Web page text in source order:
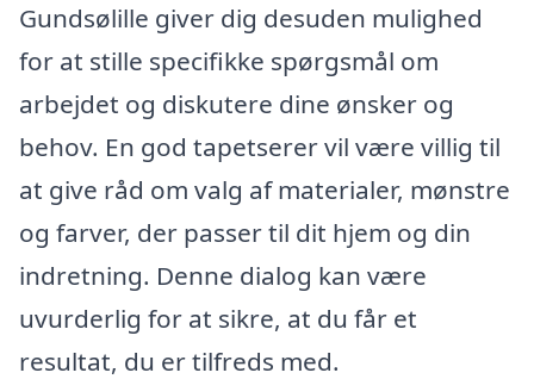
Gundsølille giver dig desuden mulighed
for at stille specifikke spørgsmål om
arbejdet og diskutere dine ønsker og
behov. En god tapetserer vil være villig til
at give råd om valg af materialer, mønstre
og farver, der passer til dit hjem og din
indretning. Denne dialog kan være
uvurderlig for at sikre, at du får et
resultat, du er tilfreds med.